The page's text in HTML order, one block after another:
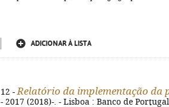
ADICIONAR À LISTA
12 - Relatório da implementação da
- 2017 (2018)-. - Lisboa : Banco de